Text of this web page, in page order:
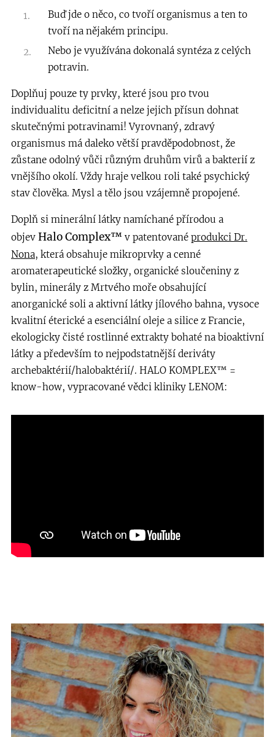
Buď jde o něco, co tvoří organismus a ten to
tvoří na nějakém principu.
Nebo je využívána dokonalá syntéza z celých
potravin.
Doplňuj pouze ty prvky, které jsou pro tvou
individualitu deficitní a nelze jejich přísun dohnat
skutečnými potravinami!Vyrovnaný, zdravý
organismus má daleko větší pravděpodobnost, že
zůstane odolný vůči různým druhům virů a bakterií z
vnějšího okolí. Vždy hraje velkou roli také psychický
stav člověka. Mysl a tělo jsou vzájemně propojené.
Doplň si minerální látky namíchané přírodou a
objev Halo Complex™ v patentované produkci Dr.
Nona, která obsahuje mikroprvky a cenné
aromaterapeutické složky, organické sloučeniny z
bylin, minerály z Mrtvého moře obsahující
anorganické soli a aktivní látky jílového bahna, vysoce
kvalitní éterické a esenciální oleje a silice z Francie,
ekologicky čisté rostlinné extrakty bohaté na bioaktivní
látky a především to nejpodstatnější deriváty
archebaktérií/halobaktérií/. HALO KOMPLEX™ =
know-how, vypracované vědci kliniky LENOM: